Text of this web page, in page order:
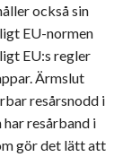
också sin
EU-normen
EU:s regler
Ärmslut
resårsnodd i
har resårband i
gör det lätt att